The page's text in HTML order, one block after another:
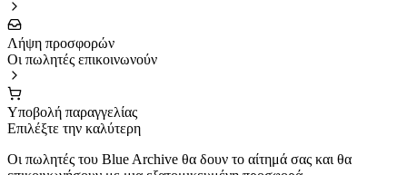
Λήψη προσφορών
Οι πωλητές επικοινωνούν
Υποβολή παραγγελίας
Επιλέξτε την καλύτερη
Οι πωλητές του Blue Archive θα δουν το αίτημά σας και θα